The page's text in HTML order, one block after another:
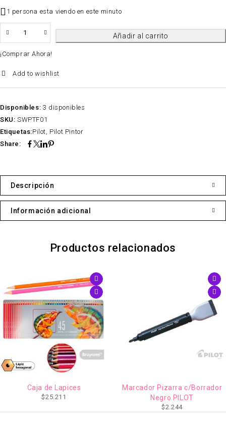
1 persona esta viendo en este minuto
Añadir al carrito
¡Comprar Ahora!
Add to wishlist
Disponibles: 3 disponibles
SKU: SWPTF01
Etiquetas:Pilot Pilot Pintor
Share:
Descripción
Información adicional
Productos relacionados
Caja de Lapices
$25.211
Marcador Pizarra c/Borrador
Negro PILOT
$2.244